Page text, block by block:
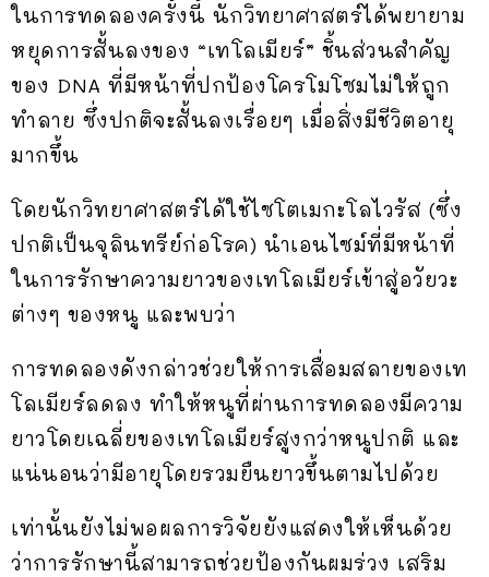
ในการทดลองครั้งนี้ นักวิทยาศาสตร์ได้พยายาม
หยุดการสั้นลงของ “เทโลเมียร์” ชิ้นส่วนสำคัญ
ของ DNA ที่มีหน้าที่ปกป้องโครโมโซมไม่ให้ถูก
ทำลาย ซึ่งปกติจะสั้นลงเรื่อยๆ เมื่อสิ่งมีชีวิตอายุ
มากขึ้น
โดยนักวิทยาศาสตร์ได้ใช้ไซโตเมกะโลไวรัส (ซึ่ง
ปกติเป็นจุลินทรีย์ก่อโรค) นำเอนไซม์ที่มีหน้าที่
ในการรักษาความยาวของเทโลเมียร์เข้าสู่อวัยวะ
ต่างๆ ของหนู และพบว่า
การทดลองดังกล่าวช่วยให้การเสื่อมสลายของเท
โลเมียร์ลดลง ทำให้หนูที่ผ่านการทดลองมีความ
ยาวโดยเฉลี่ยของเทโลเมียร์สูงกว่าหนูปกติ และ
แน่นอนว่ามีอายุโดยรวมยืนยาวขึ้นตามไปด้วย
เท่านั้นยังไม่พอผลการวิจัยยังแสดงให้เห็นด้วย
ว่าการรักษานี้สามารถช่วยป้องกันผมร่วง เสริม